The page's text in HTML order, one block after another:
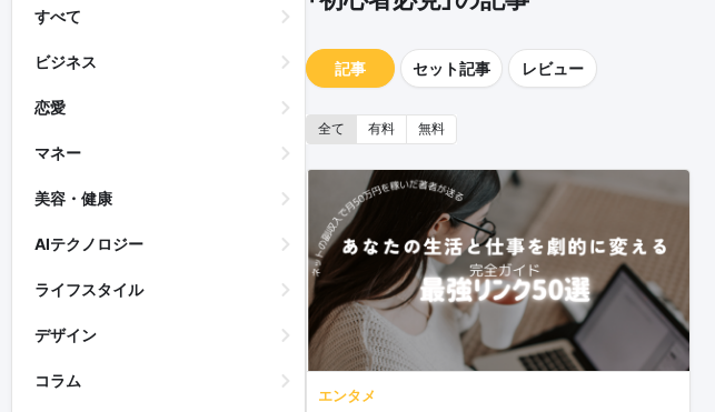
すべて
ビジネス
恋愛
マネー
美容・健康
AIテクノロジー
ライフスタイル
デザイン
コラム
記事 セット記事 レビュー
全て 有料 無料
エンタメ